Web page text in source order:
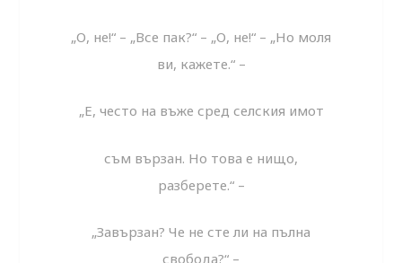
„О, не!“ – „Все пак?“ – „О, не!“ – „Но моля
ви, кажете.“ –
„Е, често на въже сред селския имот
съм вързан. Но това е нищо,
разберете.“ –
„Завързан? Че не сте ли на пълна
свобода?“ –